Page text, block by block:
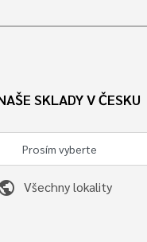
SKLADY V ČESKU
Všechny lokality